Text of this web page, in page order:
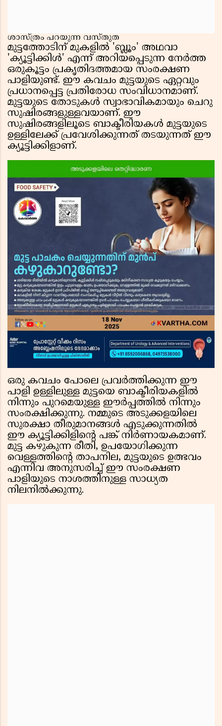
ശാസ്ത്രം പറയുന്ന വസ്തുത
മുട്ടത്തോടിന് മുകളിൽ 'ബ്ലൂം' അഥവാ
'ക്യൂട്ടിക്കിൾ' എന്ന് അറിയപ്പെടുന്ന നേർത്ത
ഒരുകൂട്ടം പ്രകൃതിദത്തമായ സംരക്ഷണ
പാളിയുണ്ട്. ഈ കവചം മുട്ടയുടെ ഏറ്റവും
പ്രധാനപ്പെട്ട പ്രതിരോധ സംവിധാനമാണ്.
മുട്ടയുടെ തോടുകൾ സ്വാഭാവികമായും ചെറു
സുഷിരങ്ങളുള്ളവയാണ്. ഈ
സുഷിരങ്ങളിലൂടെ ബാക്ടീരിയകൾ മുട്ടയുടെ
ഉള്ളിലേക്ക് പ്രവേശിക്കുന്നത് തടയുന്നത് ഈ
ക്യൂട്ടിക്കിളാണ്.
ഒരു കവചം പോലെ പ്രവർത്തിക്കുന്ന ഈ
പാളി ഉള്ളിലുള്ള മുട്ടയെ ബാക്ടീരിയകളിൽ
നിന്നും പുറമെയുള്ള ഈർപ്പത്തിൽ നിന്നും
സംരക്ഷിക്കുന്നു. നമ്മുടെ അടുക്കളയിലെ
സുരക്ഷാ തീരുമാനങ്ങൾ എടുക്കുന്നതിൽ
ഈ ക്യൂട്ടിക്കിളിന്റെ പങ്ക് നിർണായകമാണ്.
മുട്ട കഴുകുന്ന രീതി, ഉപയോഗിക്കുന്ന
വെള്ളത്തിന്റെ താപനില, മുട്ടയുടെ ഉത്ഭവം
എന്നിവ അനുസരിച്ച് ഈ സംരക്ഷണ
പാളിയുടെ നാശത്തിനുള്ള സാധ്യത
നിലനിൽക്കുന്നു.